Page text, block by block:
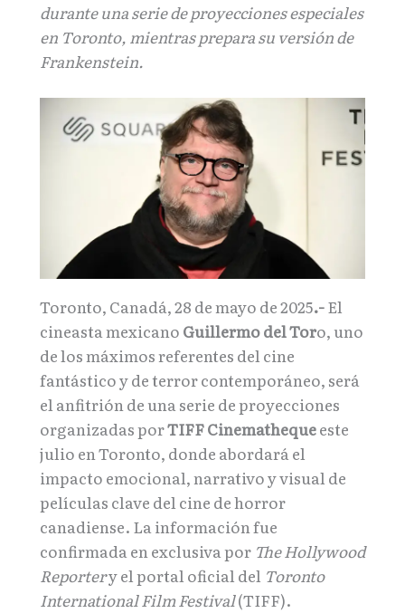
durante una serie de proyecciones especiales
en Toronto, mientras prepara su versión de
Frankenstein.
Toronto, Canadá, 28 de mayo de 2025.-El
cineasta mexicano Guillermo del Toro, uno
de los máximos referentes del cine
fantástico y de terror contemporáneo, será
el anfitrión de una serie de proyecciones
organizadas porTIFF Cinemathequeeste
julio en Toronto, donde abordará el
impacto emocional, narrativo y visual de
películas clave del cine de horror
canadiense. La información fue
confirmada en exclusiva por The Hollywood
Reportery el portal oficial del Toronto
International Film Festival(TIFF).